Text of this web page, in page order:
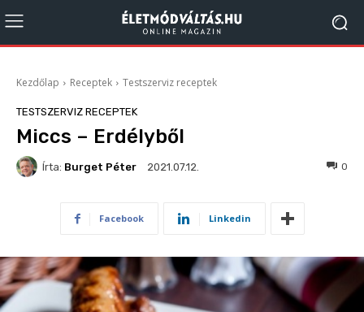
Kezdőlap Receptek Testszerviz receptek
TESTSZERVIZ RECEPTEK
Miccs – Erdélyből
Írta: Burget Péter 2021.07.12. 0
Facebook Linkedin